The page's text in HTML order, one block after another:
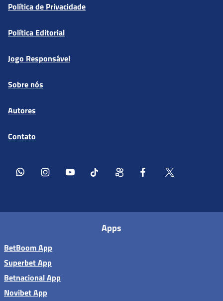
Política de Privacidade
Política Editorial
Jogo Responsável
Sobre nós
Autores
Contato
Apps
BetBoom App
Superbet App
Betnacional App
Novibet App